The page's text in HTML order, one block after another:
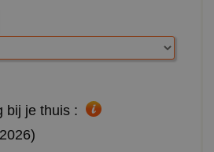
bij je thuis :